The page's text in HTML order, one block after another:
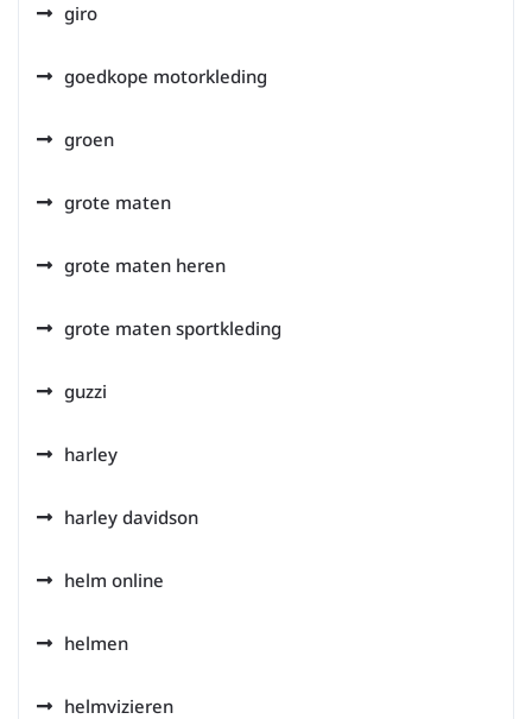
giro
goedkope motorkleding
groen
grote maten
grote maten heren
grote maten sportkleding
guzzi
harley
harley davidson
helm online
helmen
helmvizieren